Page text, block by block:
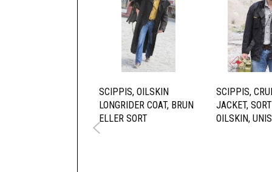
SCIPPIS, OILSKIN
LONGRIDER COAT, BRUN
ELLER SORT
SCIPPIS,
JACKET,
OILSKIN,